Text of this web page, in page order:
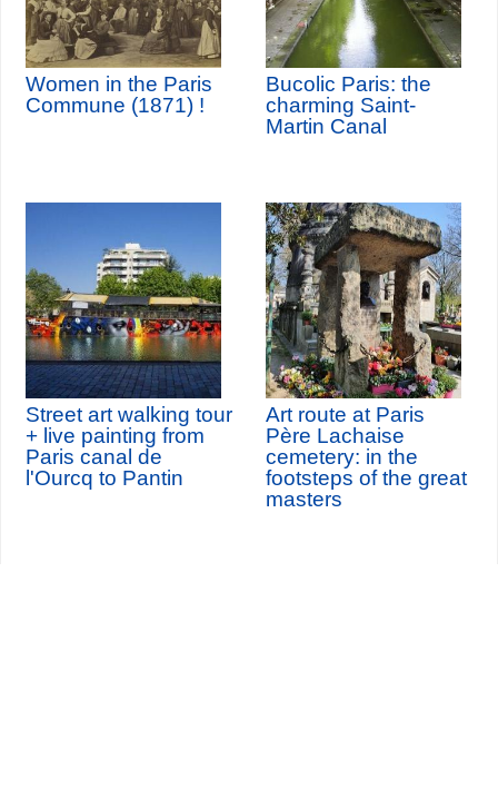
Women in the Paris
Commune (1871) !
Bucolic Paris: the
charming Saint-
Martin Canal
Street art walking tour
+ live painting from
Paris canal de
l'Ourcq to Pantin
Art route at Paris
Père Lachaise
cemetery: in the
footsteps of the great
masters